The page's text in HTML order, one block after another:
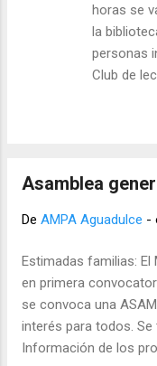
horas se
la
personas
Club de
mes
es un club
leyendo y
quieren
¿Por qué
dos
personas.
Asamblea
De AMPA Aguadulce -
Estimadas familias: El
en primera
se convoca una
interés para todos.
Información de los